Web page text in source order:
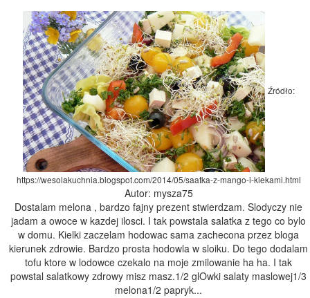
Źródło:
https://wesolakuchnia.blogspot.com/2014/05/saatka-z-mango-i-kiekami.html
Autor: mysza75
Dostalam melona , bardzo fajny prezent stwierdzam. Slodyczy nie
jadam a owoce w kazdej ilosci. I tak powstala salatka z tego co bylo
w domu. Kielki zaczelam hodowac sama zachecona przez bloga
kierunek zdrowie. Bardzo prosta hodowla w sloiku. Do tego dodalam
tofu ktore w lodowce czekalo na moje zmilowanie ha ha. I tak
powstal salatkowy zdrowy misz masz.1/2 glOwki salaty maslowej1/3
melona1/2 papryk...